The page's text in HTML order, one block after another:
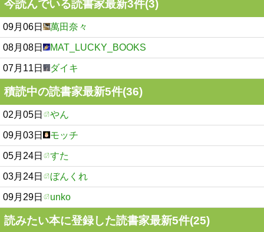
今読んでいる読書家最新3件(3)
09月06日 萬田奈々
08月08日 MAT_LUCKY_BOOKS
07月11日 ダイキ
積読中の読書家最新5件(36)
02月05日 やん
09月03日 モッチ
05月24日 すた
03月24日 ぼんくれ
09月29日 unko
読みたい本に登録した読書家最新5件(25)